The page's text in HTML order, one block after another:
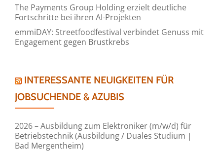
The Payments Group Holding erzielt deutliche
Fortschritte bei ihren AI-Projekten
emmiDAY: Streetfoodfestival verbindet Genuss mit
Engagement gegen Brustkrebs
INTERESSANTE NEUIGKEITEN FÜR
JOBSUCHENDE & AZUBIS
2026 – Ausbildung zum Elektroniker (m/w/d) für
Betriebstechnik (Ausbildung / Duales Studium |
Bad Mergentheim)